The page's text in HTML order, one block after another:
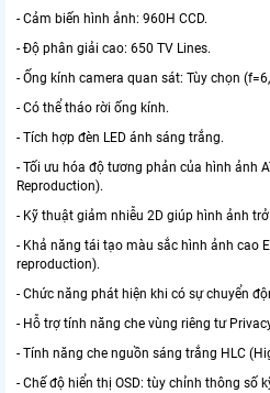
- Cảm biến hình ảnh: 960H CCD.
- Độ phân giải cao: 650 TV Lines.
- Ống kính camera quan sát: Tùy chọn
- Có thể tháo rời ống kính.
- Tích hợp đèn LED ánh sáng trắng.
- Tối ưu hóa độ tương phản của hình ảnh
Reproduction).
- Kỹ thuật giảm nhiễu 2D giúp hình ảnh
- Khả năng tái tạo màu sắc hình ảnh cao
reproduction).
- Chức năng phát hiện khi có sự chuyển
- Hỗ trợ tính năng che vùng riêng tư
- Tính năng che nguồn sáng trắng HLC
- Chế độ hiển thị OSD: tùy chỉnh thông số